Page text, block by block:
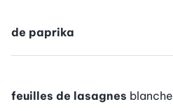
de paprika
feuilles de lasagnes blanche